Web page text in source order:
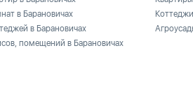
в Барановичах
в Барановичах
помещений в Барановичах